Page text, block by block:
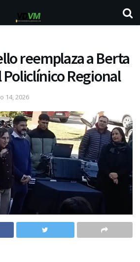
reemplaza a Berta
Regional
14, 2026